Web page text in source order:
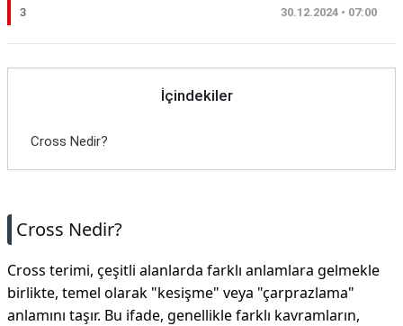
3 30.12.2024 • 07:00
İçindekiler
Cross Nedir?
Cross Nedir?
Cross terimi, çeşitli alanlarda farklı anlamlara gelmekle
birlikte, temel olarak "kesişme" veya "çarprazlama"
anlamını taşır. Bu ifade, genellikle farklı kavramların,